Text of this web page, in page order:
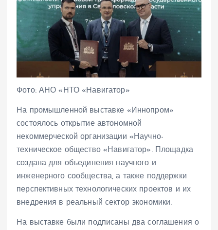
Фото: АНО «НТО «Навигатор»
На промышленной выставке «Иннопром»
состоялось открытие автономной
некоммерческой организации «Научно-
техническое общество «Навигатор». Площадка
создана для объединения научного и
инженерного сообщества, а также поддержки
перспективных технологических проектов и их
внедрения в реальный сектор экономики.
На выставке были подписаны два соглашения о